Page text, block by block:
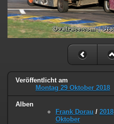
Veröffentlicht am
Montag 29 Oktober 2018
Alben
Frank Dorau / 2018
Oktober